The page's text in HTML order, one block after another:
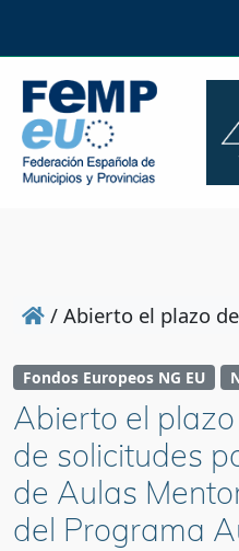
/ Abierto el plazo
Fondos Europeos NG EU
Abierto el
de solicitudes
de Aulas
del Programa